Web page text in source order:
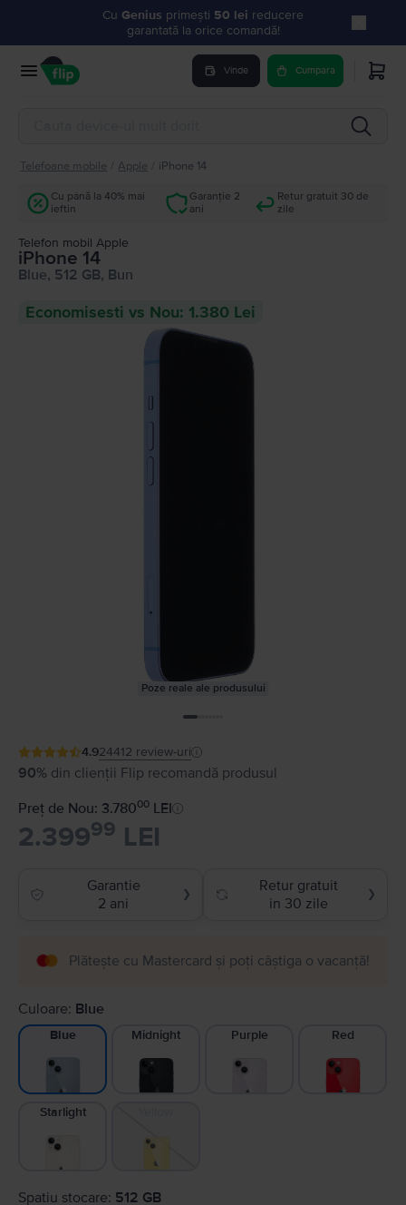
Cu Genius primești 50 lei reducere
garantată la orice comandă!
Vinde Cumpara
Telefoane mobile Apple iPhone 14
Cu până la 40% mai
ieftin
Garanție 2
ani
Retur gratuit 30 de
zile
Telefon mobil Apple
iPhone 14
Blue, 512 GB, Bun
Economisesti vs Nou: 1.380 Lei
Poze reale ale produsului
4.924412 review-uri
90% din clienții Flip recomandă produsul
Preț de Nou: 3.78000 LEI
2.39999 LEI
Garantie
2 ani
❯
Retur gratuit
in 30 zile
❯
Plătește cu Mastercard și poți câștiga o vacanță!
Culoare: Blue
Blue Midnight Purple Red
Starlight
Spatiu stocare: 512 GB